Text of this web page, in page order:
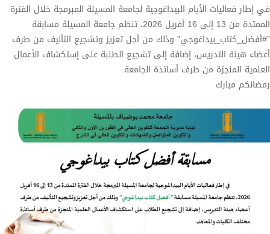
في إطار فعاليات الأيام البيداغوجية لجامعة المسيلة المبرمجة خلال الفترة
الممتدة من 13 إلى 16 أفريل 2026، تنظم جامعة المسيلة مسابقة
”#أفضل_كتاب_بيداغوجي” وذلك من أجل تعزيز وتشجيع التأليف من طرف
أعضاء هيئة التدريس، إضافة إلى تشجيع الطلبة على إستكشاف الأعمال
العلمية المنجزة من طرف أساتذة الجامعة.
رمضانكم مبارك